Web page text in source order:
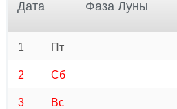
Дата Фаза Луны
1 Пт
2 Сб
3 Вс